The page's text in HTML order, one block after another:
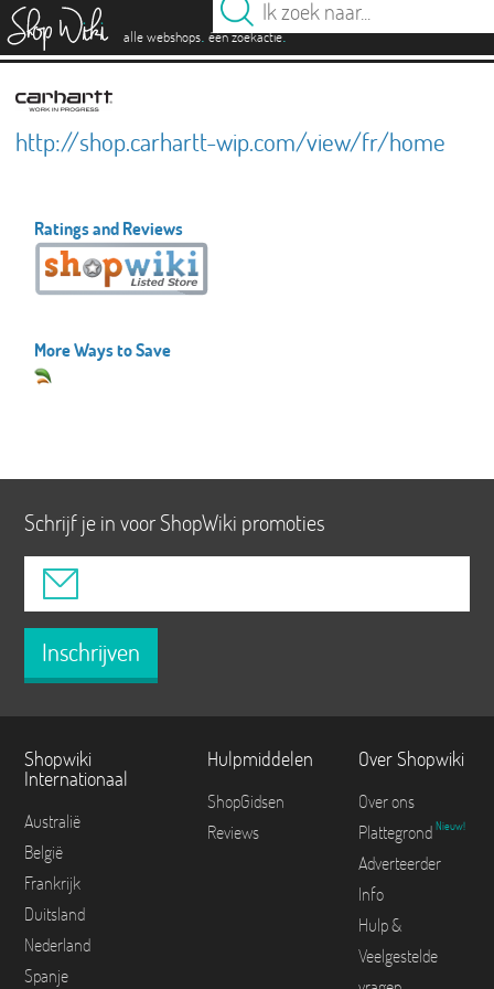
alle webshops. één zoekactie.
http://shop.carhartt-wip.com/view/fr/home
Ratings and Reviews
More Ways to Save
Schrijf je in voor ShopWiki promoties
Inschrijven
Shopwiki
Internationaal
Australië
België
Frankrijk
Duitsland
Nederland
Spanje
Hulpmiddelen
ShopGidsen
Reviews
Over Shopwiki
Over ons
Plattegrond Nieuw!
Adverteerder
Info
Hulp &
Veelgestelde